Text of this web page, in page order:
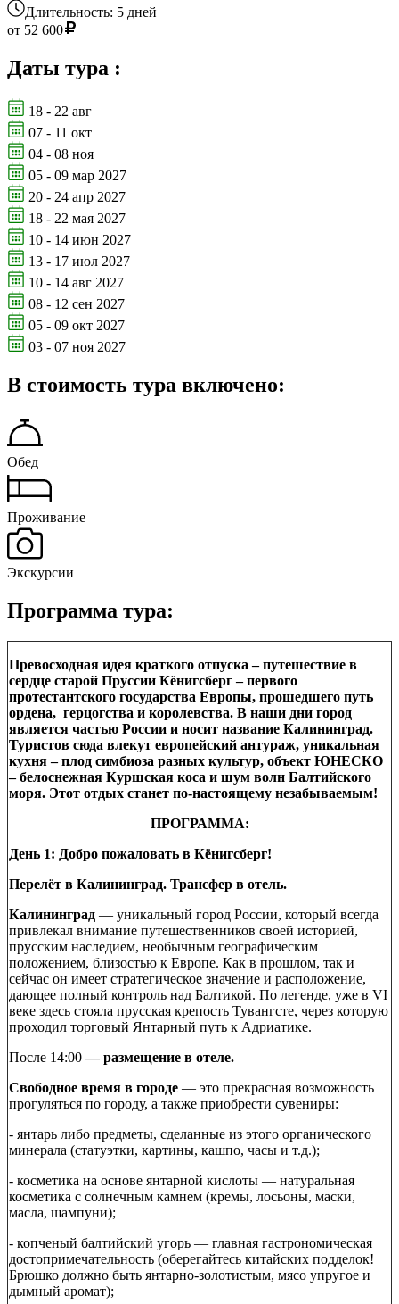
Длительность: 5 дней
от 52 600
Даты тура :
18 - 22 авг
07 - 11 окт
04 - 08 ноя
05 - 09 мар 2027
20 - 24 апр 2027
18 - 22 мая 2027
10 - 14 июн 2027
13 - 17 июл 2027
10 - 14 авг 2027
08 - 12 сен 2027
05 - 09 окт 2027
03 - 07 ноя 2027
В стоимость тура включено:
Обед
Проживание
Экскурсии
Программа тура:
Превосходная идея краткого отпуска – путешествие в
сердце старой Пруссии Кёнигсберг – первого
протестантского государства Европы, прошедшего путь
ордена, герцогства и королевства. В наши дни город
является частью России и носит название Калининград.
Туристов сюда влекут европейский антураж, уникальная
кухня – плод симбиоза разных культур, объект ЮНЕСКО
– белоснежная Куршская коса и шум волн Балтийского
моря. Этот отдых станет по-настоящему незабываемым!
ПРОГРАММА:
День 1: Добро пожаловать в Кёнигсберг!
Перелёт в Калининград. Трансфер в отель.
Калининград — уникальный город России, который всегда
привлекал внимание путешественников своей историей,
прусским наследием, необычным географическим
положением, близостью к Европе. Как в прошлом, так и
сейчас он имеет стратегическое значение и расположение,
дающее полный контроль над Балтикой. По легенде, уже в VI
веке здесь стояла прусская крепость Тувангсте, через которую
проходил торговый Янтарный путь к Адриатике.
После 14:00— размещение в отеле.
Свободное время в городе — это прекрасная возможность
прогуляться по городу, а также приобрести сувениры:
- янтарь либо предметы, сделанные из этого органического
минерала (статуэтки, картины, кашпо, часы и т.д.);
- косметика на основе янтарной кислоты — натуральная
косметика с солнечным камнем (кремы, лосьоны, маски,
масла, шампуни);
- копченый балтийский угорь — главная гастрономическая
достопримечательность (оберегайтесь китайских подделок!
Брюшко должно быть янтарно-золотистым, мясо упругое и
дымный аромат);